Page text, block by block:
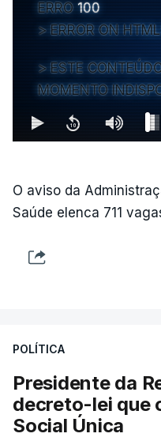
ERRO 100
ERROR ON
ESTE
MOMENTO
O aviso da
Saúde elenca 711
POLÍTICA
Presidente da
decreto-lei que
Social Única